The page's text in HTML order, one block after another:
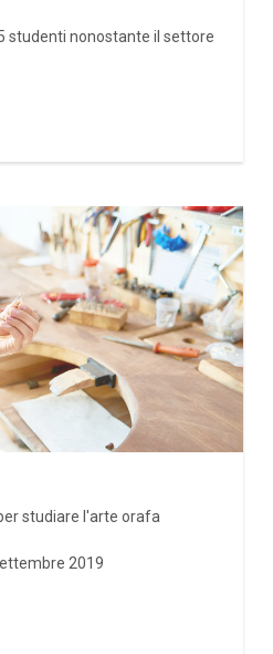
studenti nonostante il settore
studiare l'arte orafa
2019